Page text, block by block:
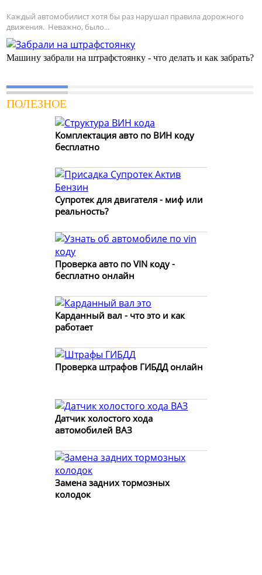
Каждый автомобилист хотя бы раз нарушал правила дорожного
движения. Неважно, было...
Машину забрали на штрафстоянку - что делать и как забрать?
ПОЛЕЗНОЕ
Комплектация авто по ВИН коду
бесплатно
Супротек для двигателя - миф или
реальность?
Проверка авто по VIN коду -
бесплатно онлайн
Карданный вал - что это и как
работает
Проверка штрафов ГИБДД онлайн
Датчик холостого хода
автомобилей ВАЗ
Замена задних тормозных
колодок